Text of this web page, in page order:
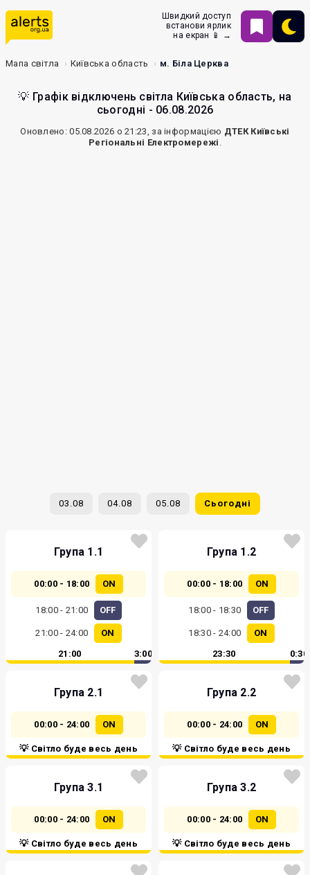
Швидкий доступ
встанови ярлик
на екран 📱 →
Мапа світла Київська область м. Біла Церква
💡 Графік відключень світла Київська область, на
сьогодні - 06.08.2026
Оновлено: 05.08.2026 о 21:23, за інформацією ДТЕК Київські
Регіональні Електромережі .
03.08 04.08 05.08 Сьогодні
Група 1.1
00:00 - 18:00 ON
18:00 - 21:00 OFF
21:00 - 24:00
ON
21:00
3:00
Група 1.2
00:00 - 18:00 ON
18:00 - 18:30 OFF
18:30 - 24:00
ON
23:30
0:30
Група 2.1
00:00 - 24:00 ON
💡 Світло буде весь день
Група 2.2
00:00 - 24:00 ON
💡 Світло буде весь день
Група 3.1
00:00 - 24:00 ON
💡 Світло буде весь день
Група 3.2
00:00 - 24:00 ON
💡 Світло буде весь день